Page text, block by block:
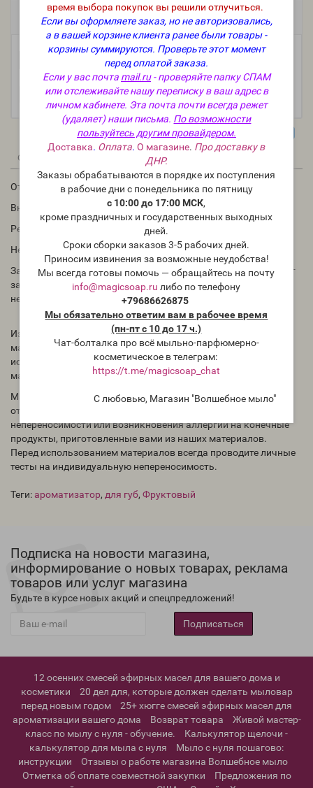
время выбора покупок вы решили отлучиться.
Если вы оформляете заказ, но не авторизовались,
а в вашей корзине клиента ранее были товары -
корзины суммируются. Проверьте этот момент
перед оплатой заказа.
Если у вас почта mail.ru- проверяйте папку СПАМ
или отслеживайте нашу переписку в ваш адрес в
личном кабинете. Эта почта почти всегда режет
(удаляет) наши письма. По возможности
пользуйтесь другим провайдером.
Доставка. Оплата.О магазине. Про доставку в
ДНР.
Заказы обрабатываются в порядке их поступления
в рабочие дни с понедельника по пятницу
с 10:00 до 17:00 МСК,
кроме праздничных и государственных выходных
дней.
Сроки сборки заказов 3-5 рабочих дней.
Приносим извинения за возможные неудобства!
Мы всегда готовы помочь — обращайтесь на почту
info@magicsoap.ru либо по телефону
+79686626875
Мы обязательно ответим вам в рабочее время
(пн-пт с 10 до 17 ч.)
Чат-болталка про всё мыльно-парфюмерно-
косметическое в телеграм:
https://t.me/magicsoap_chat
С любовью, Магазин "Волшебное мыло"
Есть в наличии
В корзину
Описание Вопрос - Ответ
Отдушка для помад, бальзамов, косметики
Внимание! Придаёт только аромат! Не вкус!
Рекомендации по использованию: 0,1-1%
Не превышать дозировку!
Запах ароматического масла в бутылке может отличаться от
запаха в приготовленном Вами продукте. Для проверки
необходимо проводить тесты.
Избегать попадания концентрированного ароматического
масла на кожу, для теста на реакцию кожи необходимо
использовать раствор ароматического масла (в другом
масле).
Магазин "Волшебное мыло" Magicsoap.ru/shop не несёт
ответственности за любые случаи индивидуальной
непереносимости или возникновения аллергии на конечные
продукты, приготовленные вами из наших материалов.
Перед использованием материалов всегда проводите личные
тесты на индивидуальную непереносимость.
Теги: ароматизатор, для губ, Фруктовый
Подписка на новости магазина,
информирование о новых товарах, реклама
товаров или услуг магазина
Будьте в курсе новых акций и спецпредложений!
Подписаться
12 осенних смесей эфирных масел для вашего дома и
косметики
20 дел для, которые должен сделать мыловар
перед новым годом
25+ хюгге смесей эфирных масел для
ароматизации вашего дома
Возврат товара
Живой мастер-
класс по мылу с нуля - обучение.
Калькулятор щелочи -
калькулятор для мыла с нуля
Мыло с нуля пошагово:
инструкции
Отзывы о работе магазина Волшебное мыло
Отметка об оплате совместной закупки
Предложения по